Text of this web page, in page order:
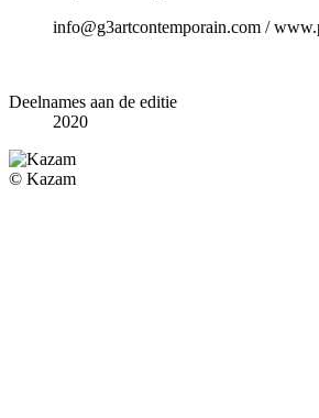
info@g3artcontemporain.com /
Deelnames aan de editie
2020
© Kazam